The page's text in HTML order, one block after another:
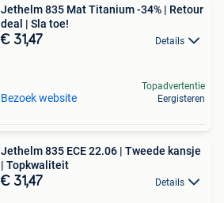
Jethelm 835 Mat Titanium -34% | Retour
deal | Sla toe!
€ 31,47 Details
Bezoek website
Topadvertentie
Eergisteren
Jethelm 835 ECE 22.06 | Tweede kansje
| Topkwaliteit
€ 31,47 Details